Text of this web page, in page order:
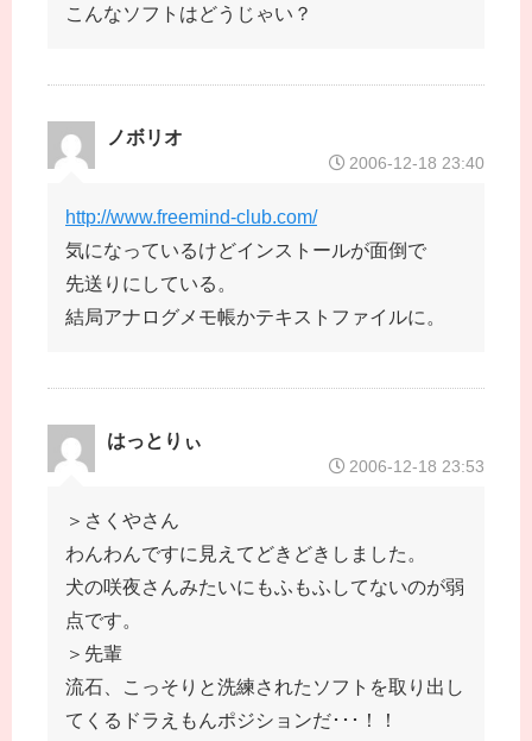
こんなソフトはどうじゃい？
ノボリオ
2006-12-18 23:40
http://www.freemind-club.com/
気になっているけどインストールが面倒で
先送りにしている。
結局アナログメモ帳かテキストファイルに。
はっとりぃ
2006-12-18 23:53
＞さくやさん
わんわんですに見えてどきどきしました。
犬の咲夜さんみたいにもふもふしてないのが弱
点です。
＞先輩
流石、こっそりと洗練されたソフトを取り出し
てくるドラえもんポジションだ･･･！！